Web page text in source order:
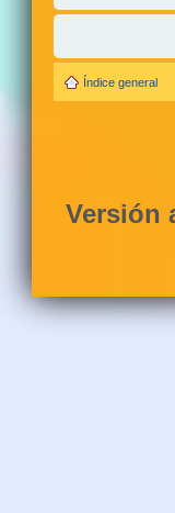
Índice general
Versión